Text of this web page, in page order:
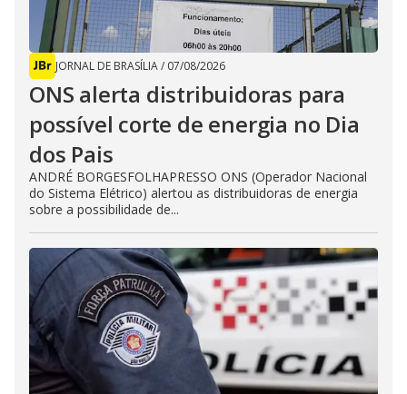
JORNAL DE BRASÍLIA/ 07/08/2026
ONS alerta distribuidoras para
possível corte de energia no Dia
dos Pais
ANDRÉ BORGESFOLHAPRESSO ONS (Operador Nacional
do Sistema Elétrico) alertou as distribuidoras de energia
sobre a possibilidade de...